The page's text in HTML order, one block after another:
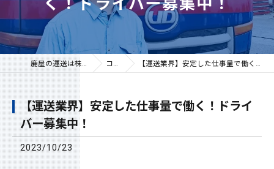
鹿屋の運送は株式会社山坂 コラム 【運送業界】安定した仕事量で働く！ドライバー募集中！
【運送業界】安定した仕事量で働く！ドライ
バー募集中！
2023/10/23